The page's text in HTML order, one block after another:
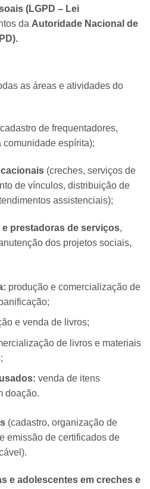
(LGPD – Lei
da Autoridade Nacional de
as áreas e atividades do
de frequentadores,
espírita);
(creches, serviços de
de vínculos, distribuição de
assistenciais);
prestadoras de serviços,
dos projetos sociais,
produção e comercialização de
e venda de livros;
de livros e materiais
venda de itens
doação.
(cadastro, organização de
emissão de certificados de
e adolescentes em creches e